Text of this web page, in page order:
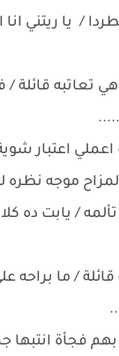
/ يا ريتني
تعاتبه قائلة /
اعتبار
موجه نظره
/ يابت ده
/ ما براحه
بهم فجأة